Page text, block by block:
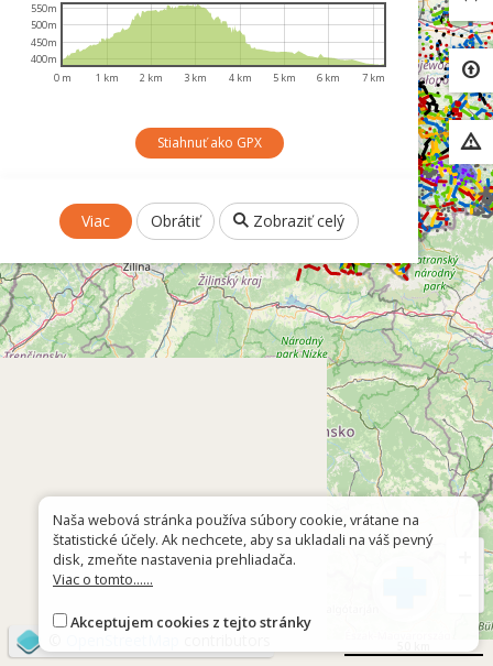
0 m 1 km 2 km 3 km 4 km 5 km 6 km 7 km
400m
450m
500m
550m
Stiahnuť ako GPX
Viac Obrátiť Zobraziť celý
Naša webová stránka používa súbory cookie, vrátane na
štatistické účely. Ak nechcete, aby sa ukladali na váš pevný
disk, zmeňte nastavenia prehliadača.
Viac o tomto......
Akceptujem cookies z tejto stránky